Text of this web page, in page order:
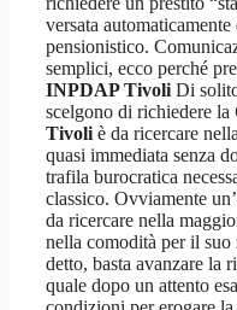
versata
pensionistico.
semplici, ecco perché
INPDAP Tivoli Di
scelgono di richiedere la
Tivoli è da ricercare
quasi immediata senza
trafila burocratica
classico. Ovviamente
da ricercare nella
nella comodità per il suo
detto, basta avanzare la
quale dopo un attento